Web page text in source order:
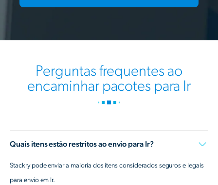
Perguntas frequentes ao
encaminhar pacotes para Ir
Quais itens estão restritos ao envio para Ir?
Stackry pode enviar a maioria dos itens considerados seguros e legais
para envio em Ir.